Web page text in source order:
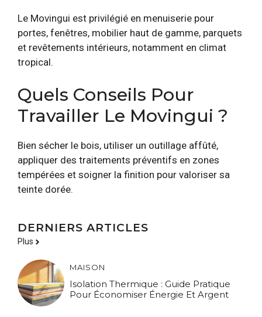
Le Movingui est privilégié en menuiserie pour
portes, fenêtres, mobilier haut de gamme, parquets
et revêtements intérieurs, notamment en climat
tropical.
Quels Conseils Pour
Travailler Le Movingui ?
Bien sécher le bois, utiliser un outillage affûté,
appliquer des traitements préventifs en zones
tempérées et soigner la finition pour valoriser sa
teinte dorée.
DERNIERS ARTICLES
Plus
MAISON
Isolation Thermique : Guide Pratique
Pour Économiser Énergie Et Argent